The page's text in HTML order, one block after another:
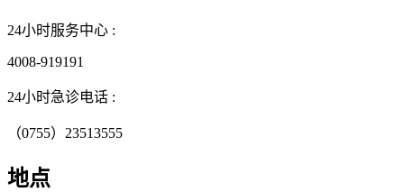
24小时服务中心 :
4008-919191
24小时急诊电话 :
（0755）23513555
地点